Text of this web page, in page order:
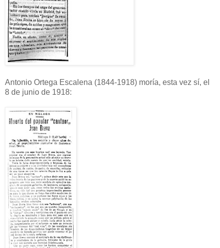
Antonio Ortega Escalena (1844-1918) moría, esta vez sí, el
8 de junio de 1918: